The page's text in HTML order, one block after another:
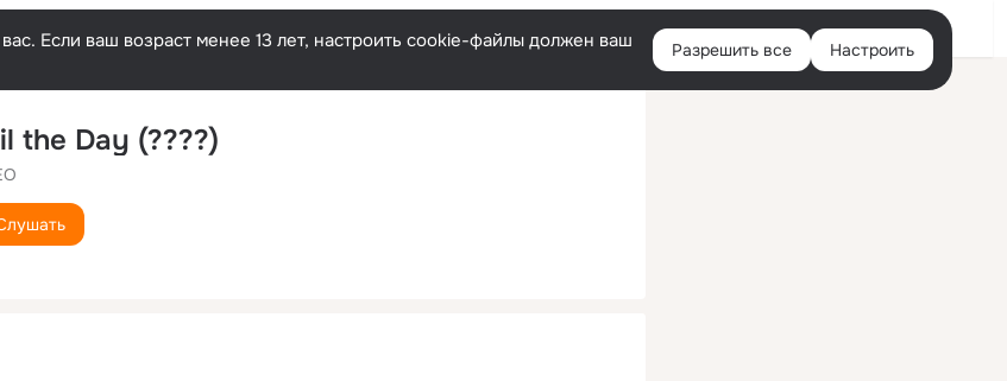
Войти
Если ваш возраст менее 13 лет, настроить cookie-файлы должен ваш
Разрешить все Настроить
the Day (????)